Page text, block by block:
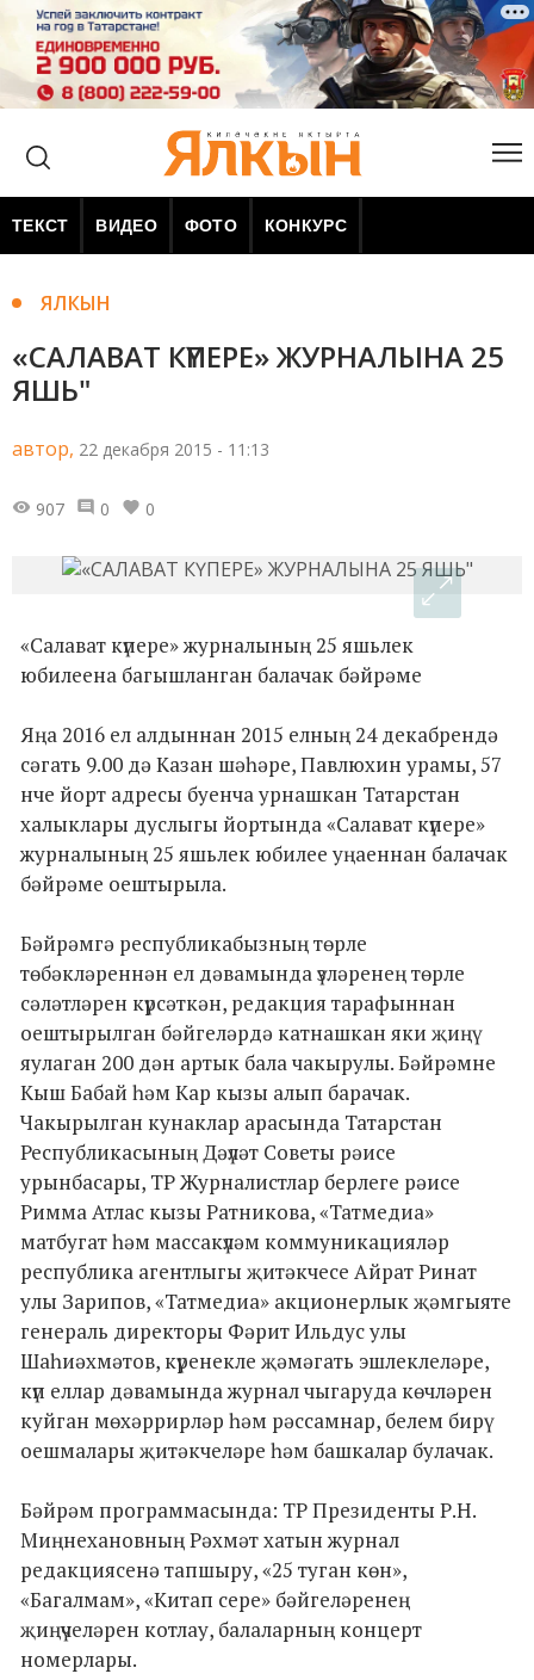
ТЕКСТ ВИДЕО ФОТО КОНКУРС
ЯЛКЫН
«САЛАВАТ КҮПЕРЕ» ЖУРНАЛЫНА 25
ЯШЬ"
автор, 22 декабря 2015 - 11:13
907 0 0
«Салават күпере» журналының 25 яшьлек
юбилеена багышланган балачак бәйрәме
Яңа 2016 ел алдыннан 2015 елның 24 декабрендә
сәгать 9.00 дә Казан шәһәре, Павлюхин урамы, 57
нче йорт адресы буенча урнашкан Татарстан
халыклары дуслыгы йортында «Салават күпере»
журналының 25 яшьлек юбилее уңаеннан балачак
бәйрәме оештырыла.
Бәйрәмгә республикабызның төрле
төбәкләреннән ел дәвамында үзләренең төрле
сәләтләрен күрсәткән, редакция тарафыннан
оештырылган бәйгеләрдә катнашкан яки җиңү
яулаган 200 дән артык бала чакырулы. Бәйрәмне
Кыш Бабай һәм Кар кызы алып барачак.
Чакырылган кунаклар арасында Татарстан
Республикасының Дәүләт Советы рәисе
урынбасары, ТР Журналистлар берлеге рәисе
Римма Атлас кызы Ратникова, «Татмедиа»
матбугат һәм массакүләм коммуникацияләр
республика агентлыгы җитәкчесе Айрат Ринат
улы Зарипов, «Татмедиа» акционерлык җәмгыяте
генераль директоры Фәрит Ильдус улы
Шаһиәхмәтов, күренекле җәмәгать эшлеклеләре,
күп еллар дәвамында журнал чыгаруда көчләрен
куйган мөхәррирләр һәм рәссамнар, белем бирү
оешмалары җитәкчеләре һәм башкалар булачак.
Бәйрәм программасында: ТР Президенты Р.Н.
Миңнехановның Рәхмәт хатын журнал
редакциясенә тапшыру, «25 туган көн»,
«Багалмам», «Китап сере» бәйгеләренең
җиңүчеләрен котлау, балаларның концерт
номерлары.